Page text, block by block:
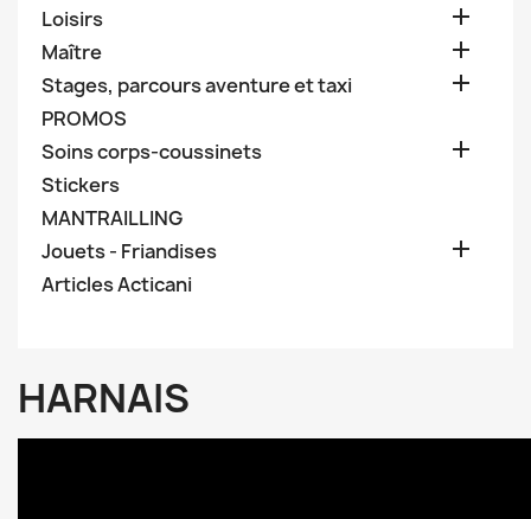
Loisirs 
Maître 
Stages, parcours aventure et taxi 
PROMOS
Soins corps-coussinets

Stickers
MANTRAILLING
Jouets - Friandises

Articles Acticani
HARNAIS